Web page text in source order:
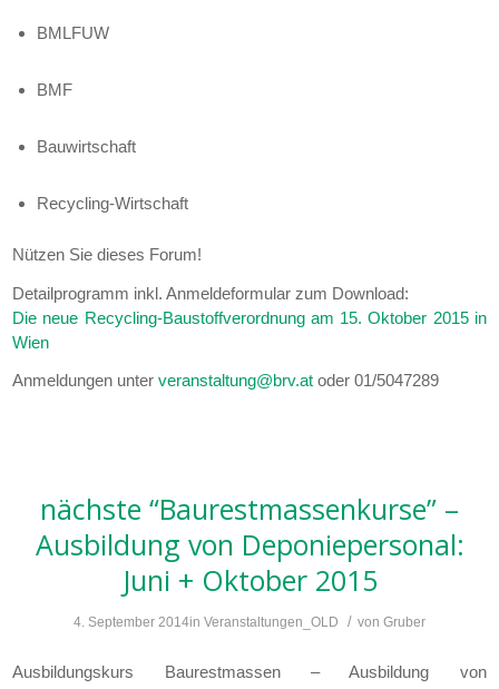
BMLFUW
BMF
Bauwirtschaft
Recycling-Wirtschaft
Nützen Sie dieses Forum!
Detailprogramm inkl. Anmeldeformular zum Download:
Die neue Recycling-Baustoffverordnung am 15. Oktober 2015 in
Wien
Anmeldungen unterveranstaltung@brv.at oder 01/5047289
nächste “Baurestmassenkurse” –
Ausbildung von Deponiepersonal:
Juni + Oktober 2015
4. September 2014in Veranstaltungen_OLD / von Gruber
Ausbildungskurs Baurestmassen – Ausbildung von